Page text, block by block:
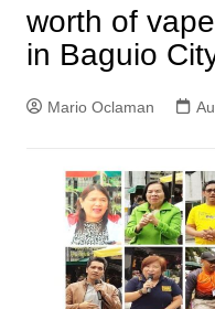
worth of
in Baguio
Mario Oclaman